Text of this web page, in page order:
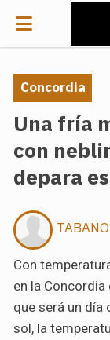
Una fría
con
depara
Con
en la
que será un día
sol, la
Concordia